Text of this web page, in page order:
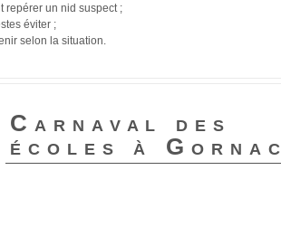
repérer un nid suspect ;
éviter ;
selon la situation.
Carnaval des
écoles à